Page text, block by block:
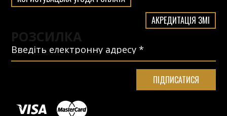
АКРЕДИТАЦІЯ ЗМІ
РОЗСИЛКА